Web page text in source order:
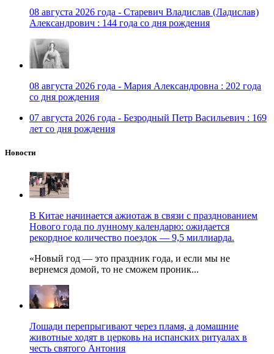
08 августа 2026 года - Старевич Владислав (Ладислав)
Александрович : 144 года со дня рождения
08 августа 2026 года - Мария Александровна : 202 года
со дня рождения
07 августа 2026 года - Безродный Петр Васильевич : 169
лет со дня рождения
Новости
В Китае начинается ажиотаж в связи с празднованием
Нового года по лунному календарю: ожидается
рекордное количество поездок — 9,5 миллиарда.
«Новый год — это праздник года, и если мы не
вернемся домой, то не сможем проник...
Лошади перепрыгивают через пламя, а домашние
животные ходят в церковь на испанских ритуалах в
честь святого Антония